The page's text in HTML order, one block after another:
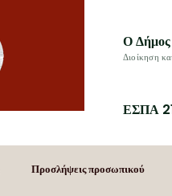
Ο Δήμος
Διοίκηση
ΕΣΠΑ
Προσλήψεις προσωπικού